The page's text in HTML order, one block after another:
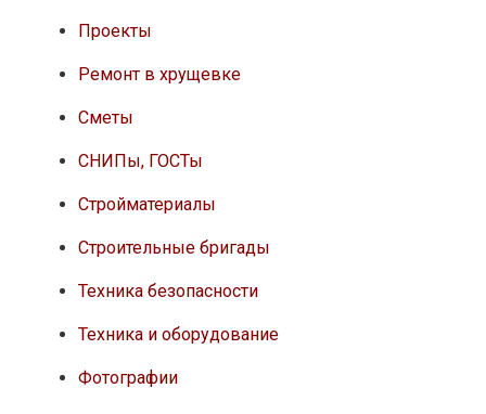
Проекты
Ремонт в хрущевке
Сметы
СНИПы, ГОСТы
Стройматериалы
Строительные бригады
Техника безопасности
Техника и оборудование
Фотографии